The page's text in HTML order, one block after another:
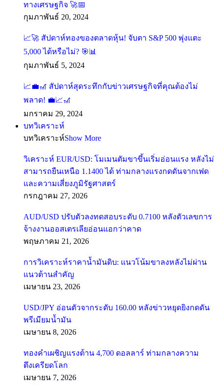
ทางเศรษฐกิจ 🚀📅
กุมภาพันธ์ 20, 2024
📈🚀 สัปดาห์ทองของตลาดหุ้น! จับตา S&P 500 พุ่งแตะ
5,000 ได้หรือไม่? 🎯📊
กุมภาพันธ์ 5, 2024
📈💼🎢 สัปดาห์สุดระทึกกับข่าวเศรษฐกิจที่คุณต้องไม่
พลาด! 💼📈🎢
มกราคม 29, 2024
บทวิเคราะห์
บทวิเคราะห์Show More
วิเคราะห์ EUR/USD: โมเมนตัมขาขึ้นเริ่มอ่อนแรง หลังไม่
สามารถยืนเหนือ 1.1400 ได้ ท่ามกลางแรงกดดันจากเฟด
และความเสี่ยงภูมิรัฐศาสตร์
กรกฎาคม 27, 2026
AUD/USD ปรับตัวลงทดสอบระดับ 0.7100 หลังตัวเลขการ
จ้างงานออสเตรเลียอ่อนแอกว่าคาด
พฤษภาคม 21, 2026
การวิเคราะห์ราคาน้ำมันดิบ: แนวโน้มขาลงหลังไม่ผ่าน
แนวต้านสำคัญ
เมษายน 23, 2026
USD/JPY อ่อนตัวจากระดับ 160.00 หลังข่าวหยุดยิงกดดัน
พรีเมียมน้ำมัน
เมษายน 8, 2026
ทองคำเผชิญแรงต้าน 4,700 ดอลลาร์ ท่ามกลางความ
ตึงเครียดโลก
เมษายน 7, 2026